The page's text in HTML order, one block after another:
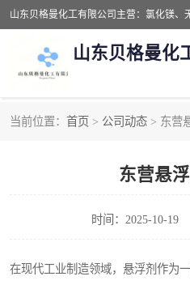
山东贝格曼化
当前位置： 首页 > 公司动态 > 东营
东营悬
时间：2025-10-19
在现代工业制造领域，悬浮剂作为
氢氧化镁